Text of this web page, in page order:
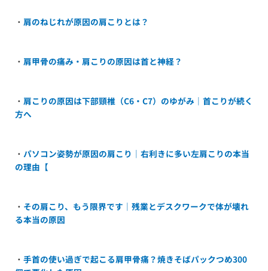
・ 肩のねじれが原因の肩こりとは？
・ 肩甲骨の痛み・肩こりの原因は首と神経？
・ 肩こりの原因は下部頸椎（C6・C7）のゆがみ｜首こりが続く
方へ
・ パソコン姿勢が原因の肩こり｜右利きに多い左肩こりの本当
の理由【
・ その肩こり、もう限界です｜残業とデスクワークで体が壊れ
る本当の原因
・ 手首の使い過ぎで起こる肩甲骨痛？焼きそばパックつめ300